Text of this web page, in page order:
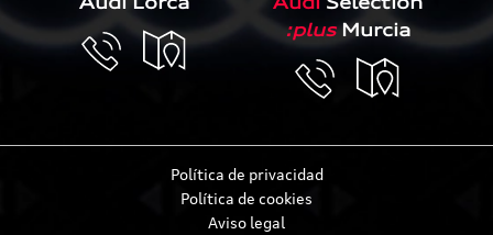
Audi Lorca Audi Selection
:plusMurcia
Política de privacidad
Política de cookies
Aviso legal